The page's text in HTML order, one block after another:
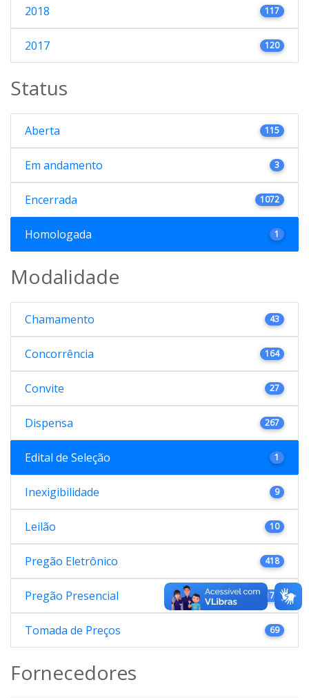
2018 117
2017 120
Status
Aberta 115
Em andamento 3
Encerrada 1072
Homologada 1
Modalidade
Chamamento 43
Concorrência 164
Convite 27
Dispensa 267
Edital de Seleção 1
Inexigibilidade 9
Leilão 10
Pregão Eletrônico 418
Pregão Presencial 176
Tomada de Preços 69
Fornecedores